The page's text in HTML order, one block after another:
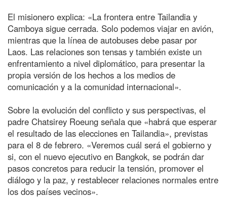
El misionero explica: «La frontera entre Tailandia y
Camboya sigue cerrada. Solo podemos viajar en avión,
mientras que la línea de autobuses debe pasar por
Laos. Las relaciones son tensas y también existe un
enfrentamiento a nivel diplomático, para presentar la
propia versión de los hechos a los medios de
comunicación y a la comunidad internacional».
Sobre la evolución del conflicto y sus perspectivas, el
padre Chatsirey Roeung señala que «habrá que esperar
el resultado de las elecciones en Tailandia», previstas
para el 8 de febrero. «Veremos cuál será el gobierno y
si, con el nuevo ejecutivo en Bangkok, se podrán dar
pasos concretos para reducir la tensión, promover el
diálogo y la paz, y restablecer relaciones normales entre
los dos países vecinos».